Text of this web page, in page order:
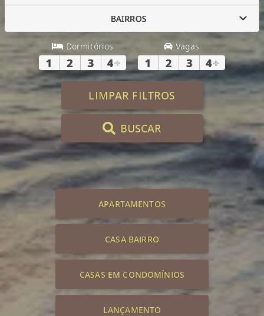
BAIRROS
Dormitórios
1 2 3 4+
Vagas
1 2 3 4+
LIMPAR FILTROS
BUSCAR
APARTAMENTOS
CASA BAIRRO
CASAS EM CONDOMÍNIOS
LANÇAMENTO